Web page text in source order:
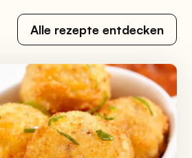
Alle rezepte entdecken